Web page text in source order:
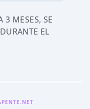
3 MESES, SE
EL